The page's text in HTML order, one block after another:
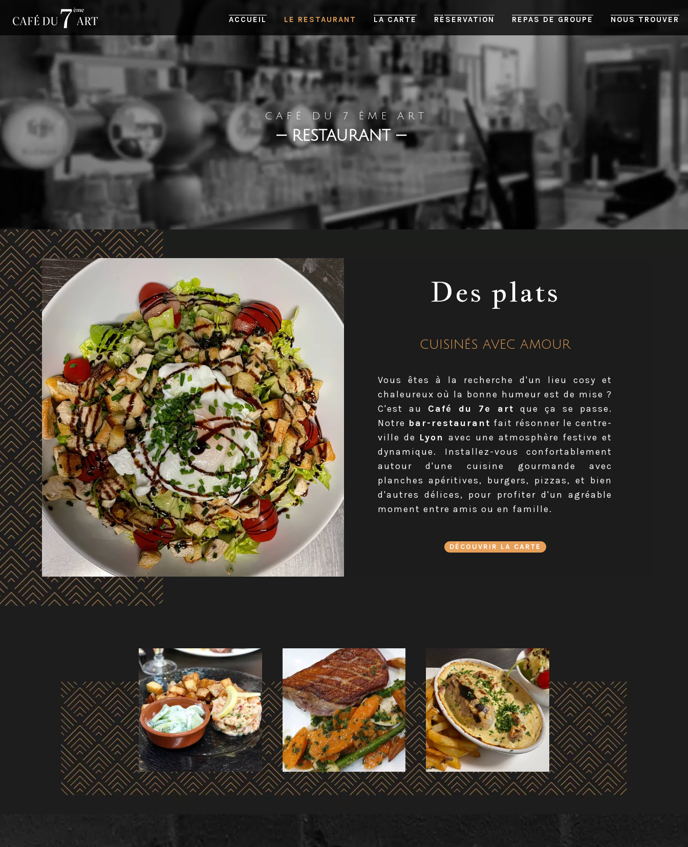
ACCUEIL LE RESTAURANT LA CARTE RÉSERVATION REPAS DE GROUPE NOUS TROUVER
C A F É D U 7 È M E A R T
—RESTAURANT—
Des plats
CUISINÉS AVEC AMOUR
Vous êtes à la recherche d'un lieu cosy et
chaleureux où la bonne humeur est de mise ?
C'est au Café du 7e art que ça se passe.
Notre bar-restaurant fait résonner le centre-
ville de Lyonavec une atmosphère festive et
dynamique. Installez-vous confortablement
autour d'une cuisine gourmande avec
planches apéritives, burgers, pizzas, et bien
d'autres délices, pour profiter d'un agréable
moment entre amis ou en famille.
DÉCOUVRIR LA CARTE